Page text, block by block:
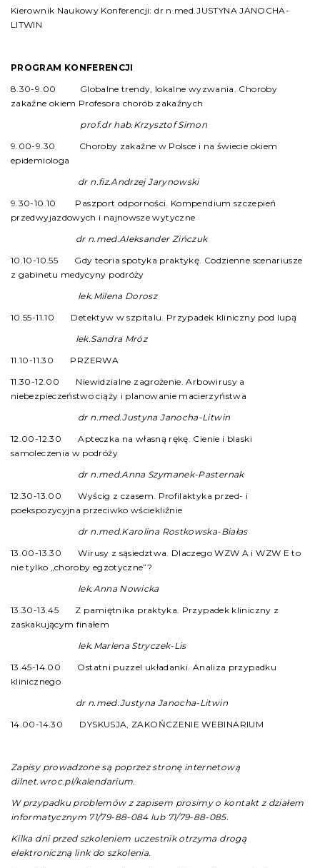
Kierownik Naukowy Konferencji: dr n.med.JUSTYNA JANOCHA-
LITWIN
PROGRAM KONFERENCJI
8.30-9.00 Globalne trendy, lokalne wyzwania. Choroby
zakaźne okiem Profesora chorób zakaźnych
prof.dr hab.Krzysztof Simon
9.00-9.30 Choroby zakaźne w Polsce i na świecie okiem
epidemiologa
dr n.fiz.Andrzej Jarynowski
9.30-10.10 Paszport odporności. Kompendium szczepień
przedwyjazdowych i najnowsze wytyczne
dr n.med.Aleksander Zińczuk
10.10-10.55 Gdy teoria spotyka praktykę. Codzienne scenariusze
z gabinetu medycyny podróży
lek.Milena Dorosz
10.55-11.10 Detektyw w szpitalu. Przypadek kliniczny pod lupą
lek.Sandra Mróz
11.10-11.30 PRZERWA
11.30-12.00 Niewidzialne zagrożenie. Arbowirusy a
niebezpieczeństwo ciąży i planowanie macierzyństwa
dr n.med.Justyna Janocha-Litwin
12.00-12.30 Apteczka na własną rękę. Cienie i blaski
samoleczenia w podróży
dr n.med.Anna Szymanek-Pasternak
12.30-13.00 Wyścig z czasem. Profilaktyka przed- i
poekspozycyjna przeciwko wściekliźnie
dr n.med.Karolina Rostkowska-Białas
13.00-13.30 Wirusy z sąsiedztwa. Dlaczego WZW A i WZW E to
nie tylko „choroby egzotyczne”?
lek.Anna Nowicka
13.30-13.45 Z pamiętnika praktyka. Przypadek kliniczny z
zaskakującym finałem
lek.Marlena Stryczek-Lis
13.45-14.00 Ostatni puzzel układanki. Analiza przypadku
klinicznego
dr n.med.Justyna Janocha-Litwin
14.00-14.30 DYSKUSJA, ZAKOŃCZENIE WEBINARIUM
Zapisy prowadzone są poprzez stronę internetową
dilnet.wroc.pl/kalendarium.
W przypadku problemów z zapisem prosimy o kontakt z działem
informatycznym 71/79-88-084 lub 71/79-88-085.
Kilka dni przed szkoleniem uczestnik otrzyma drogą
elektroniczną link do szkolenia.